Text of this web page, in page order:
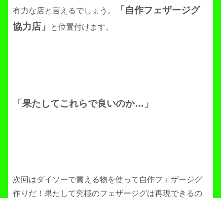
有力な店と言えるでしょう。
「自作フェザージグ
協力店」
と位置付けます。
「果たしてこれらで良いのか…」
次回はダイソーで買える物を使って自作フェザージグ
作りだ！果たして究極のフェザージグは再現できるの